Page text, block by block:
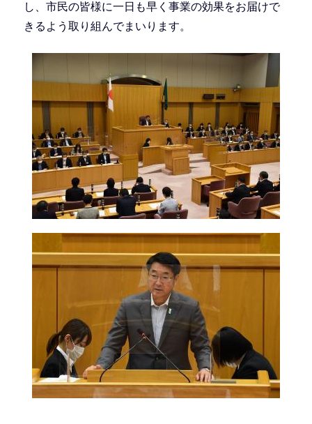
し、市民の皆様に一日も早く事業の効果をお届けで
きるよう取り組んでまいります。